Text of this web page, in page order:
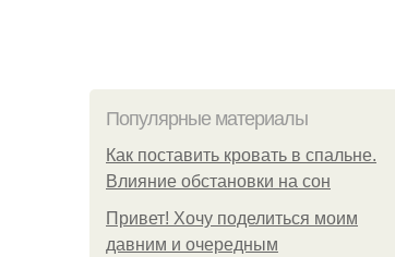
Популярные материалы
Как поставить кровать в спальне.
Влияние обстановки на сон
Привет! Хочу поделиться моим
давним и очередным